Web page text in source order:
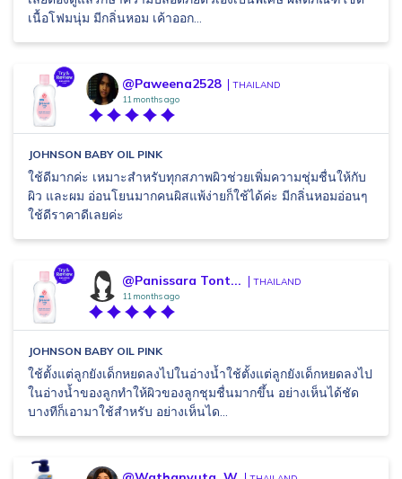
เนื้อโฟมนุ่ม มีกลิ่นหอม เค้าออก...
@Paweena2528 THAILAND
11 months ago
JOHNSON BABY OIL PINK
ใช้ดีมากค่ะ เหมาะสำหรับทุกสภาพผิวช่วยเพิ่มความชุ่มชื่นให้กับ
ผิว และผม อ่อนโยนมากคนผิสแพ้ง่ายก็ใช้ได้ค่ะ มีกลิ่นหอมอ่อนๆ
ใช้ดีราคาดีเลยค่ะ
@Panissara Tont... THAILAND
11 months ago
JOHNSON BABY OIL PINK
ใช้ตั้งแต่ลูกยังเด็กหยดลงไปในอ่างน้ำใช้ตั้งแต่ลูกยังเด็กหยดลงไป
ในอ่างน้ำของลูกทำให้ผิวของลูกชุมชื่นมากขึ้น อย่างเห็นได้ชัด
บางทีก็เอามาใช้สำหรับ อย่างเห็นได...